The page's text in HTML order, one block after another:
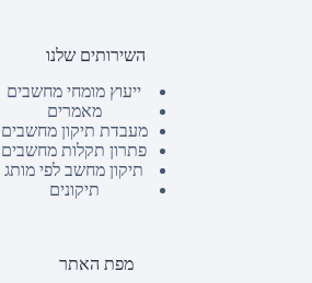
השירותים שלנו
ייעוץ מומחי מחשבים
מאמרים
מעבדת תיקון מחשבים
פתרון תקלות מחשבים
תיקון מחשב לפי מותג
תיקונים
מפת האתר